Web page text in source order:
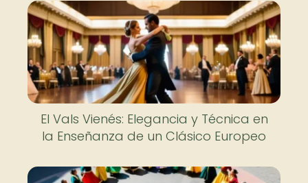
El Vals Vienés: Elegancia y Técnica en
la Enseñanza de un Clásico Europeo